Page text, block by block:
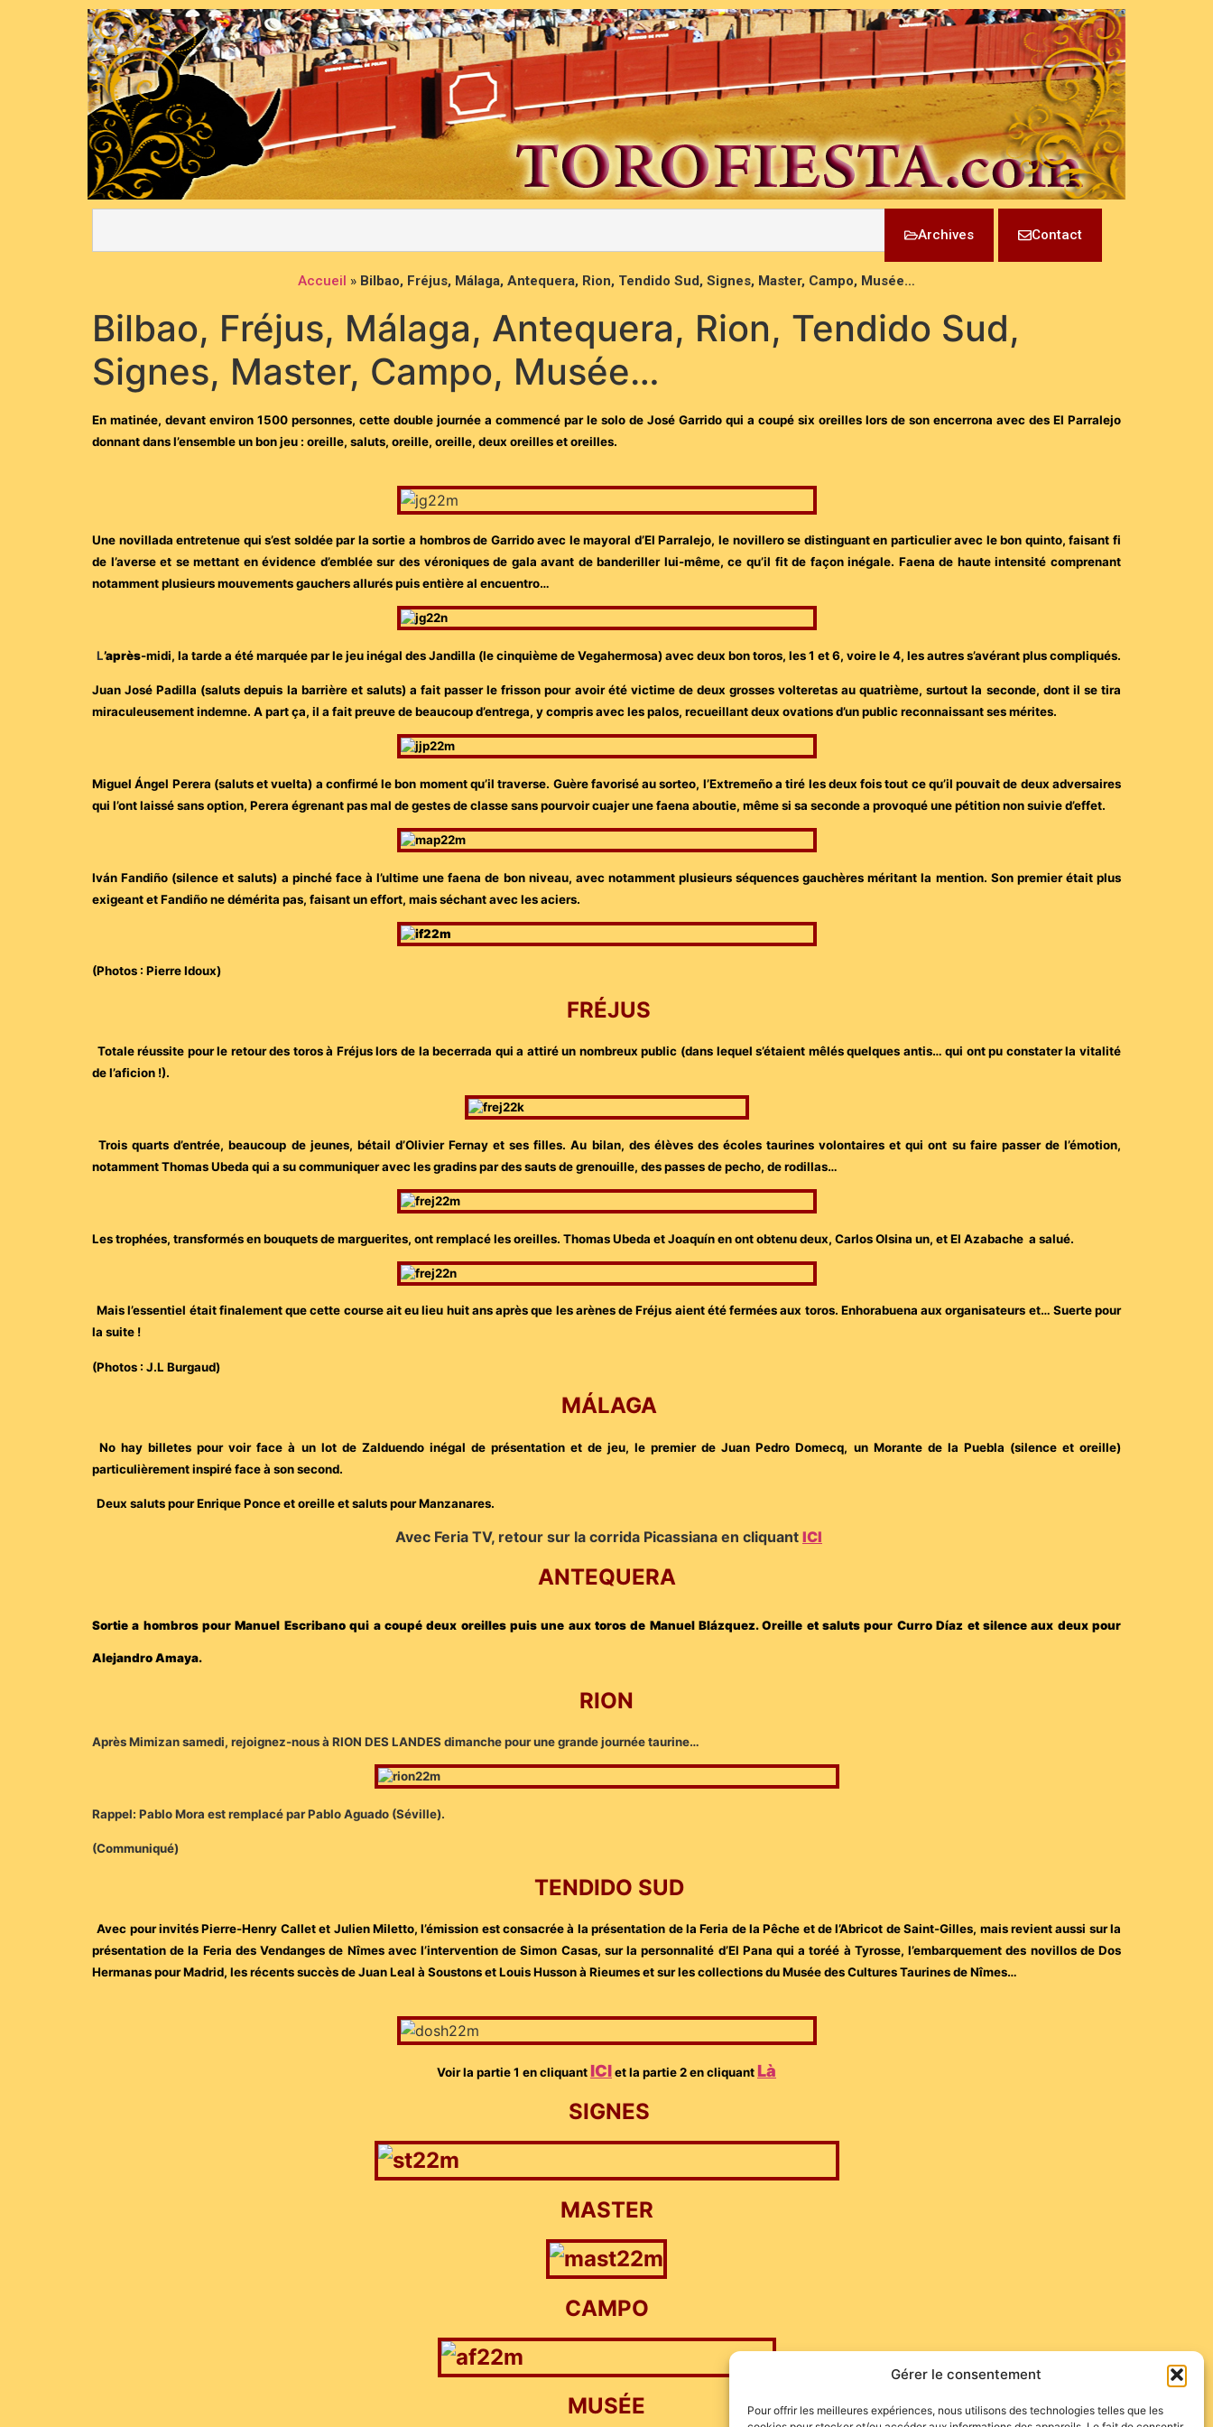
Gérer le consentement
Pour offrir les meilleures expériences, nous utilisons des technologies telles que les
Archives Contact
Accueil » Bilbao, Fréjus, Málaga, Antequera, Rion, Tendido Sud, Signes, Master, Campo, Musée…
Bilbao, Fréjus, Málaga, Antequera, Rion, Tendido Sud,
Signes, Master, Campo, Musée…
En matinée, devant environ 1500 personnes, cette double journée a commencé par le solo de José Garrido qui a coupé six oreilles lors de son encerrona avec des El Parralejo
donnant dans l’ensemble un bon jeu : oreille, saluts, oreille, oreille, deux oreilles et oreilles.
Une novillada entretenue qui s’est soldée par la sortie a hombros de Garridoavec le mayoral d’El Parralejo, le novillero se distinguant en particulier avec le bon quinto, faisant fi
de l’averse et se mettant en évidence d’emblée sur des véroniques de gala avant de banderiller lui-même, ce qu’il fit de façon inégale. Faena de haute intensité comprenant
notamment plusieurs mouvements gauchers allurés puis entière al encuentro…
L’après-midi, la tarde a été marquée par le jeu inégal des Jandilla (le cinquième de Vegahermosa) avec deux bon toros, les 1 et 6, voire le 4, les autres s’avérant plus compliqués.
Juan José Padilla (saluts depuis la barrière et saluts) a fait passer le frisson pour avoir été victime de deux grosses volteretas au quatrième, surtout la seconde, dont il se tira
miraculeusement indemne. A part ça, il a fait preuve de beaucoup d’entrega, y compris avec les palos, recueillant deux ovations d’un public reconnaissant ses mérites.
Miguel Ángel Perera (saluts et vuelta) a confirmé le bon moment qu’il traverse. Guère favorisé au sorteo, l’Extremeño a tiré les deux fois tout ce qu’il pouvait de deux adversaires
qui l’ont laissé sans option, Perera égrenant pas mal de gestes de classe sans pourvoir cuajer une faena aboutie, même si sa seconde a provoqué une pétition non suivie d’effet.
Iván Fandiño (silence et saluts) a pinché face à l’ultime une faena de bon niveau, avec notamment plusieurs séquences gauchères méritant la mention. Son premier était plus
exigeant et Fandiño ne démérita pas, faisant un effort, mais séchant avec les aciers.
(Photos : Pierre Idoux)
FRÉJUS
Totale réussite pour le retour des toros à Fréjus lors de la becerrada qui a attiré un nombreux public (dans lequel s’étaient mêlés quelques antis… qui ont pu constater la vitalité
de l’aficion !).
Trois quarts d’entrée, beaucoup de jeunes, bétail d’Olivier Fernay et ses filles. Au bilan, des élèves des écoles taurines volontaires et qui ont su faire passer de l’émotion,
notamment Thomas Ubeda qui a su communiquer avec les gradins par des sauts de grenouille, des passes de pecho, de rodillas…
Les trophées, transformés en bouquets de marguerites, ont remplacé les oreilles. Thomas Ubeda et Joaquín en ont obtenu deux, Carlos Olsina un, et El Azabache a salué.
Mais l’essentiel était finalement que cette course ait eu lieu huit ans après que les arènes de Fréjus aient été fermées aux toros. Enhorabuena aux organisateurs et… Suerte pour
la suite !
(Photos : J.L Burgaud)
MÁLAGA
No hay billetes pour voir face à un lot de Zalduendo inégal de présentation et de jeu, le premier de Juan Pedro Domecq, un Morante de la Puebla (silence et oreille)
particulièrement inspiré face à son second.
Deux saluts pour Enrique Ponce et oreille et saluts pour Manzanares.
Avec Feria TV, retour sur la corrida Picassiana en cliquant ICI
ANTEQUERA
Sortie a hombros pour Manuel Escribano qui a coupé deux oreilles puis une aux toros de Manuel Blázquez. Oreille et saluts pour Curro Díaz et silence aux deux pour
Alejandro Amaya.
RION
Après Mimizan samedi, rejoignez-nous à RION DES LANDES dimanche pour une grande journée taurine…
Rappel: Pablo Mora est remplacé par Pablo Aguado (Séville).
(Communiqué)
TENDIDO SUD
Avec pour invités Pierre-Henry Callet et Julien Miletto, l’émission est consacrée à la présentation de la Feria de la Pêche et de l’Abricot de Saint-Gilles, mais revient aussi sur la
présentation de la Feria des Vendanges de Nîmes avec l’intervention de Simon Casas, sur la personnalité d’El Pana qui a toréé à Tyrosse, l’embarquement des novillos de Dos
Hermanas pour Madrid, les récents succès de Juan Leal à Soustons et Louis Husson à Rieumes et sur les collections du Musée des Cultures Taurines de Nîmes…
Voir la partie 1 en cliquantICIet la partie 2 en cliquantLà
SIGNES
MASTER
CAMPO
MUSÉE